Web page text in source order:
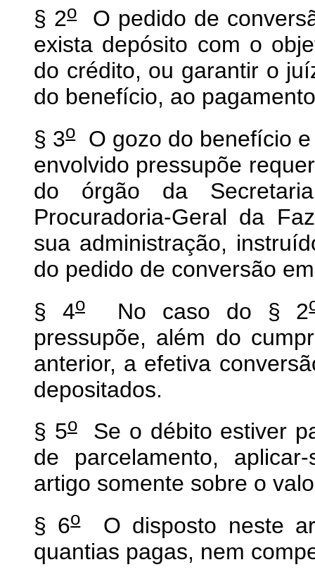
§ 2oO pedido de
exista depósito com o
do crédito, ou garantir o
do benefício, ao
§ 3oO gozo do benefício e
envolvido pressupõe
do órgão da
Procuradoria-Geral da
sua administração,
do pedido de conversão
§ 4oNo caso do § 2
pressupõe, além do
anterior, a efetiva
depositados.
§ 5oSe o débito estiver
de parcelamento,
artigo somente sobre o
§ 6oO disposto neste
quantias pagas, nem